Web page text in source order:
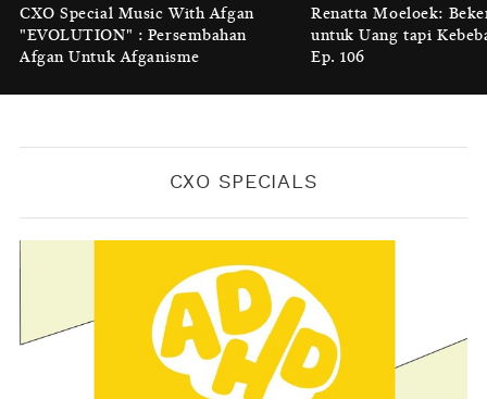
Luruhnya Daun Terakhir: Kala
'Benteng Alam' yang Tak Lagi Bisa
Melindungi
BYKONTRIBUTOR CXO MEDIA
CXO Special Music With Afgan
"EVOLUTION" : Persembahan
Afgan Untuk Afganisme
Renatta Moeloek:
untuk Uang tapi
Ep. 106
CXO SPECIALS